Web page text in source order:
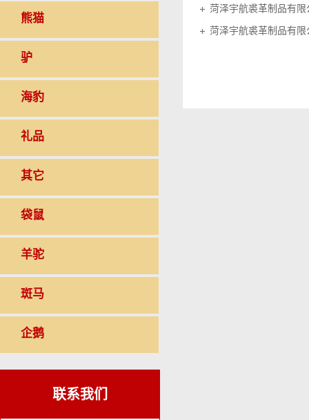
熊猫
驴
海豹
礼品
其它
袋鼠
羊驼
斑马
企鹅
联系我们
菏泽宇航裘革制品有限
菏泽宇航裘革制品有限